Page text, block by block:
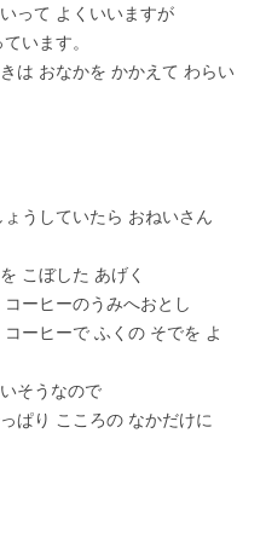
って よくいいますが
います。
は おなかを かかえて わらい
うしていたら おねいさん
こぼした あげく
ーヒーのうみへおとし
ーヒーで ふくの そでを よ
そうなので
ぱり こころの なかだけに